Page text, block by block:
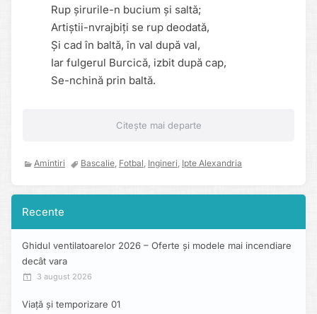
Rup șirurile-n bucium și saltă;
Artiștii-nvrajbiți se rup deodată,
Și cad în baltă, în val după val,
Iar fulgerul Burcică, izbit după cap,
Se-nchină prin baltă.
Citește mai departe
Amintiri Bascalie, Fotbal, Ingineri, Ipte Alexandria
Recente
Ghidul ventilatoarelor 2026 – Oferte și modele mai incendiare
decât vara
3 august 2026
Viață și temporizare 01